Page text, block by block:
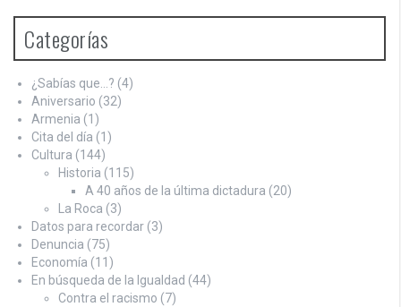
Categorías
¿Sabías que…? (4)
Aniversario (32)
Armenia (1)
Cita del día (1)
Cultura (144)
Historia (115)
A 40 años de la última dictadura (20)
La Roca (3)
Datos para recordar (3)
Denuncia (75)
Economía (11)
En búsqueda de la Igualdad (44)
Contra el racismo (7)